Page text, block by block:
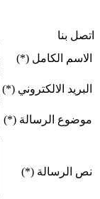
اتصل بنا
الاسم الكامل (*)
البريد الالكتروني (*)
موضوع الرسالة (*)
نص الرسالة (*)